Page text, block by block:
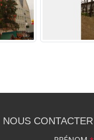
NOUS CONTACTER